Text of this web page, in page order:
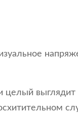
и целый